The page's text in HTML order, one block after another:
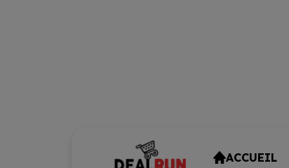
ACCUEIL